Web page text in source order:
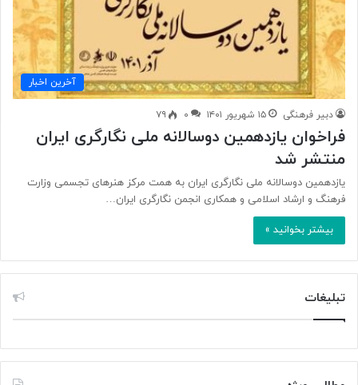
آخرین اخبار
دبیر فرهنگی ۱۵ شهریور ۱۴۰۱ ۰ ۷۹
فراخوان یازدهمین دوسالانه ملی نگارگری ایران
منتشر شد
یازدهمین دوسالانه ملی نگارگری ایران به همت مرکز هنر‌های تجسمی وزارت
فرهنگ و ارشاد اسلامی و همکاری انجمن نگارگری ایران…
بیشتر بخوانید »
تبلیغات